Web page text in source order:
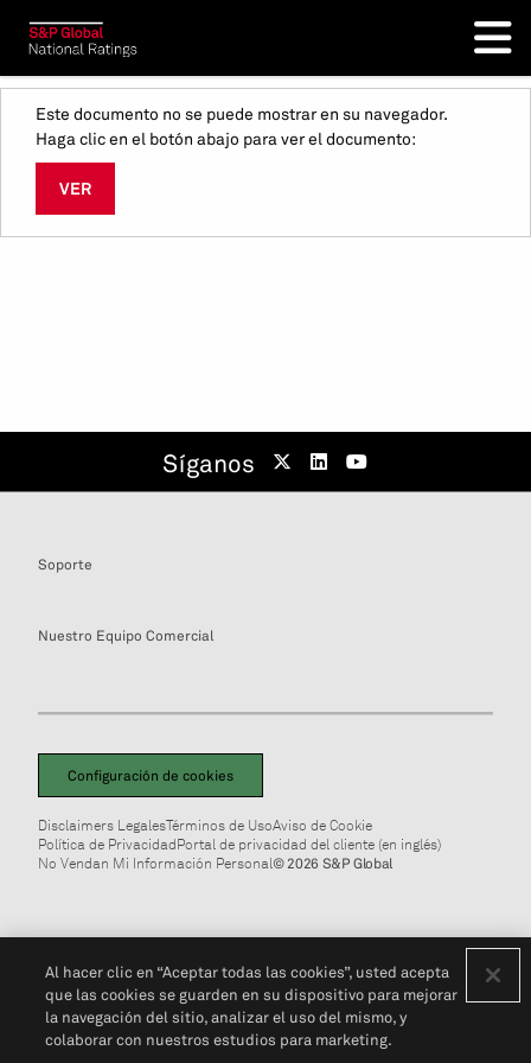
Este documento no se puede mostrar en su navegador.
Haga clic en el botón abajo para ver el documento:
VER
Síganos
Soporte
Nuestro Equipo Comercial
Configuración de cookies
Disclaimers LegalesTérminos de UsoAviso de Cookie
Política de PrivacidadPortal de privacidad del cliente (en inglés)
No Vendan Mi Información Personal© 2026 S&P Global
Al hacer clic en “Aceptar todas las cookies”, usted acepta
que las cookies se guarden en su dispositivo para mejorar
la navegación del sitio, analizar el uso del mismo, y
colaborar con nuestros estudios para marketing.